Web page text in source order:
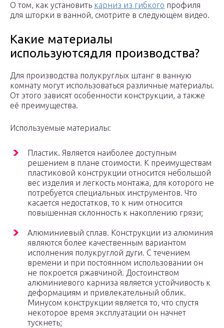
О том, как установить карниз из гибкого профиля
для шторки в ванной, смотрите в следующем видео.
Какие материалы
используютсядля производства?
Для производства полукруглых штанг в ванную
комнату могут использоваться различные материалы.
От этого зависят особенности конструкции, а также
её преимущества.
Используемые материалы:
Пластик. Является наиболее доступным
решением в плане стоимости. К преимуществам
пластиковой конструкции относится небольшой
вес изделия и легкость монтажа, для которого не
потребуется специальных инструментов. Что
касается недостатков, то к ним относится
повышенная склонность к накоплению грязи;
Алюминиевый сплав. Конструкции из алюминия
являются более качественным вариантом
исполнения полукруглой дуги. С течением
времени и при постоянном использовании он
не покроется ржавчиной. Достоинством
алюминиевого карниза является устойчивость к
деформациям и привлекательный облик.
Минусом конструкции является то, что спустя
некоторое время эксплуатации он начнет
тускнеть;